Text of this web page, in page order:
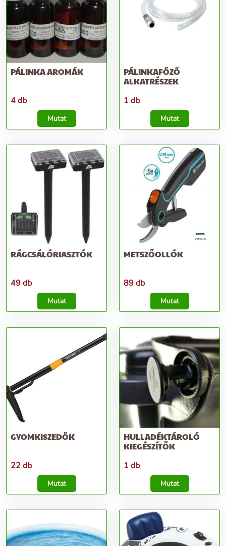
PÁLINKA AROMÁK
4 db
Mutat
PÁLINKAFŐZŐ
ALKATRÉSZEK
1 db
Mutat
RÁGCSÁLÓRIASZTÓK
49 db
Mutat
METSZŐOLLÓK
89 db
Mutat
GYOMKISZEDŐK
22 db
Mutat
HULLADÉKTÁROLÓ
KIEGÉSZÍTŐK
1 db
Mutat